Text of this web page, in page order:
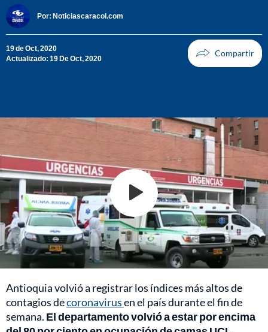
Por: Noticiascaracol.com
19 de Oct, 2020
Actualizado: 19 De Oct, 2020
Antioquiavolvió a registrar los índices más altos de
contagios decoronavirusen el país durante el fin de
semana. El departamento volvió a estar por encima